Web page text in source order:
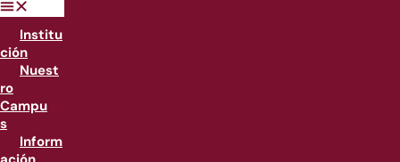
Institu
ción
Nuest
ro
Campu
s
Inform